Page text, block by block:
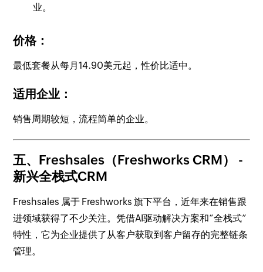
业。
价格：
最低套餐从每月14.90美元起，性价比适中。
适用企业：
销售周期较短，流程简单的企业。
五、Freshsales（Freshworks CRM）
-
新兴全栈式CRM
Freshsales 属于 Freshworks 旗下平台，近年来在销售跟
进领域获得了不少关注。凭借AI驱动解决方案和“全栈式”
特性，它为企业提供了从客户获取到客户留存的完整链条
管理。